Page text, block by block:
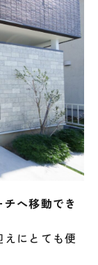
へ移動でき
にとても便